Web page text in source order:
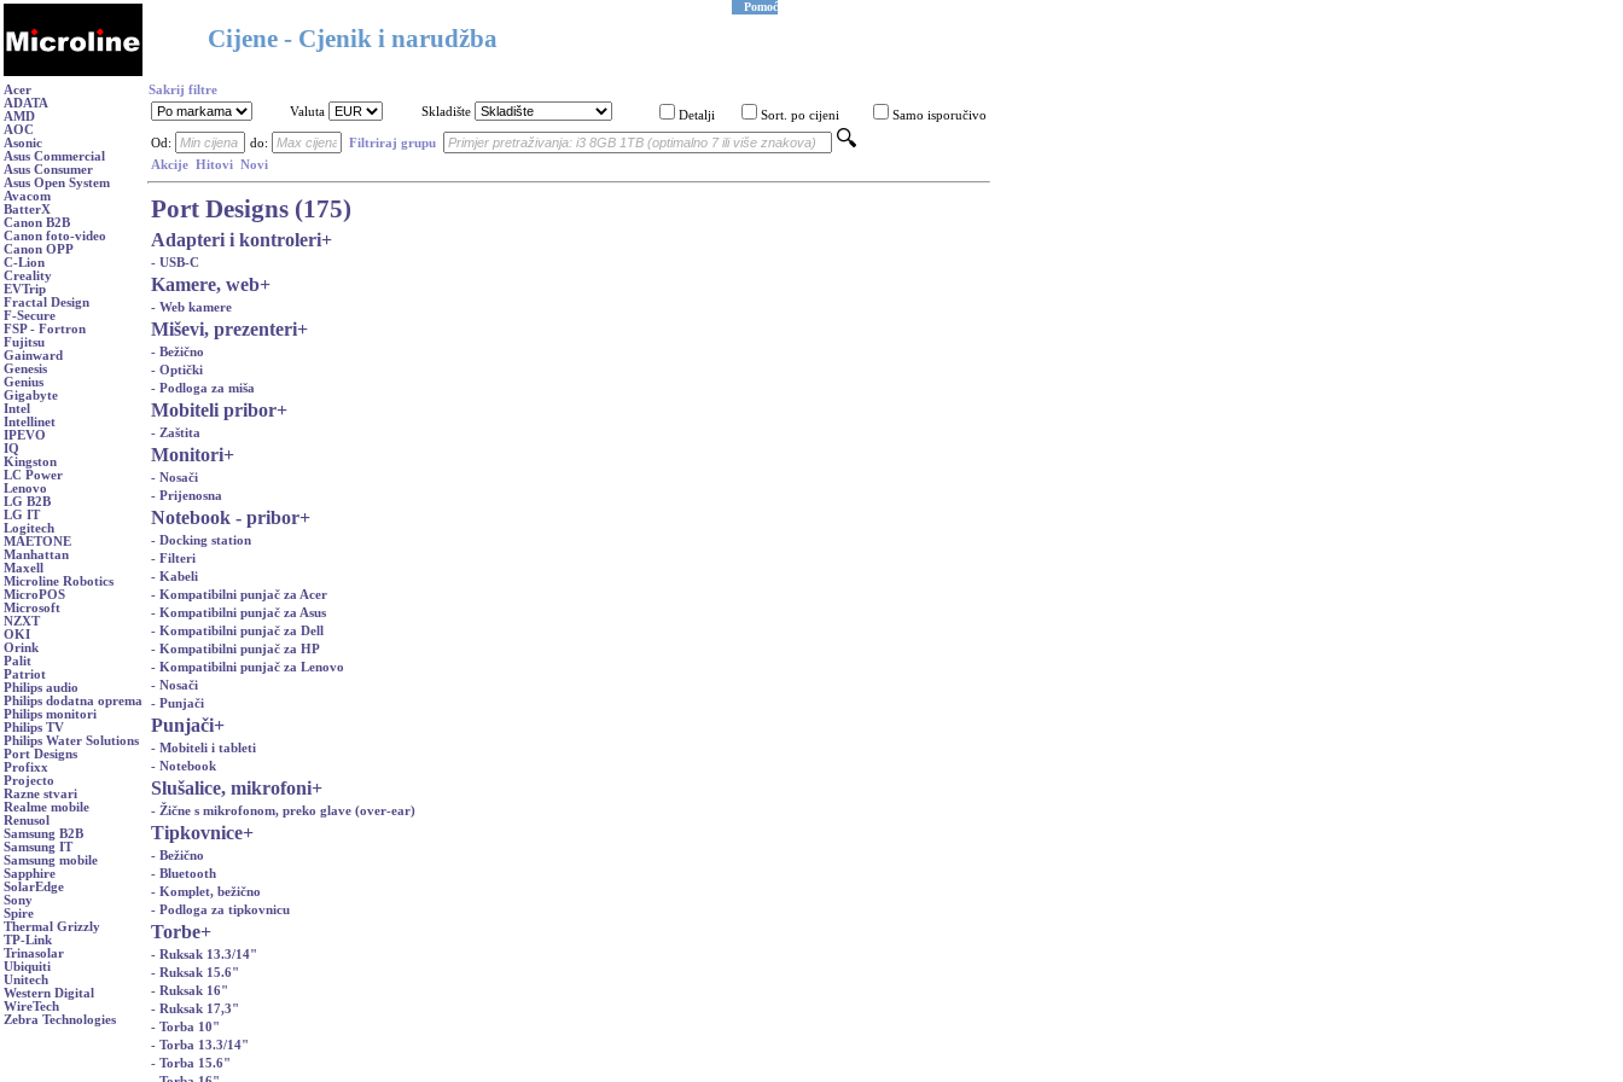
Cijene - Cjenik i narudžba
Pomoć
Acer
ADATA
AMD
AOC
Asonic
Asus Commercial
Asus Consumer
Asus Open System
Avacom
BatterX
Canon B2B
Canon foto-video
Canon OPP
C-Lion
Creality
EVTrip
Fractal Design
F-Secure
FSP - Fortron
Fujitsu
Gainward
Genesis
Genius
Gigabyte
Intel
Intellinet
IPEVO
IQ
Kingston
LC Power
Lenovo
LG B2B
LG IT
Logitech
MAETONE
Manhattan
Maxell
Microline Robotics
MicroPOS
Microsoft
NZXT
OKI
Orink
Palit
Patriot
Philips audio
Philips dodatna oprema
Philips monitori
Philips TV
Philips Water Solutions
Port Designs
Profixx
Projecto
Razne stvari
Realme mobile
Renusol
Samsung B2B
Samsung IT
Samsung mobile
Sapphire
SolarEdge
Sony
Spire
Thermal Grizzly
TP-Link
Trinasolar
Ubiquiti
Unitech
Western Digital
WireTech
Zebra Technologies
Sakrij filtre
Valuta
Skladište Detalji Sort. po cijeni Samo isporučivo
Od: do:
Filtriraj grupu
Akcije Hitovi Novi
Port Designs (175)
Adapteri i kontroleri+
- USB-C
Kamere, web+
- Web kamere
Miševi, prezenteri+
- Bežično
- Optički
- Podloga za miša
Mobiteli pribor+
- Zaštita
Monitori+
- Nosači
- Prijenosna
Notebook - pribor+
- Docking station
- Filteri
- Kabeli
- Kompatibilni punjač za Acer
- Kompatibilni punjač za Asus
- Kompatibilni punjač za Dell
- Kompatibilni punjač za HP
- Kompatibilni punjač za Lenovo
- Nosači
- Punjači
Punjači+
- Mobiteli i tableti
- Notebook
Slušalice, mikrofoni+
- Žične s mikrofonom, preko glave (over-ear)
Tipkovnice+
- Bežično
- Bluetooth
- Komplet, bežično
- Podloga za tipkovnicu
Torbe+
- Ruksak 13.3/14"
- Ruksak 15.6"
- Ruksak 16"
- Ruksak 17,3"
- Torba 10"
- Torba 13.3/14"
- Torba 15.6"